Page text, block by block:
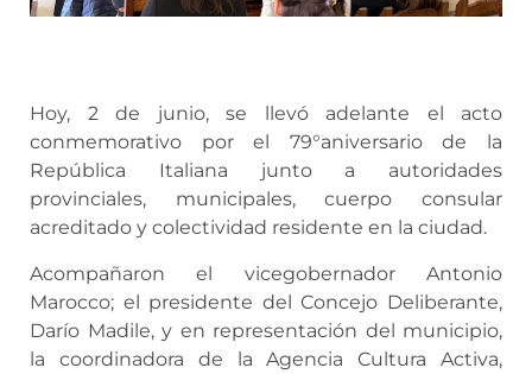
Hoy, 2 de junio, se llevó adelante el acto
conmemorativo por el 79°aniversario de la
República Italiana junto a autoridades
provinciales, municipales, cuerpo consular
acreditado y colectividad residente en la ciudad.
Acompañaron el vicegobernador Antonio
Marocco; el presidente del Concejo Deliberante,
Darío Madile, y en representación del municipio,
la coordinadora de la Agencia Cultura Activa,